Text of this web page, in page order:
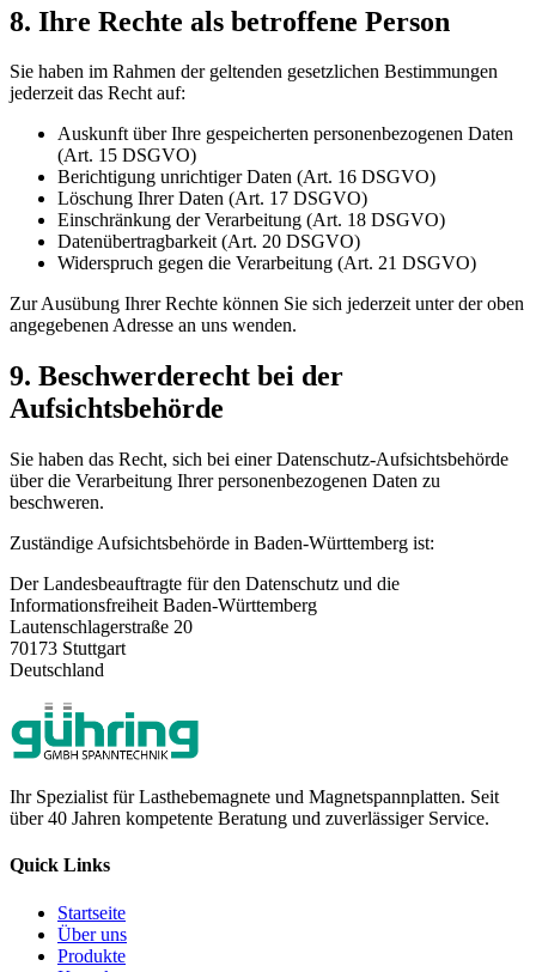
8. Ihre Rechte als betroffene Person
Sie haben im Rahmen der geltenden gesetzlichen Bestimmungen
jederzeit das Recht auf:
Auskunft über Ihre gespeicherten personenbezogenen Daten
(Art. 15 DSGVO)
Berichtigung unrichtiger Daten (Art. 16 DSGVO)
Löschung Ihrer Daten (Art. 17 DSGVO)
Einschränkung der Verarbeitung (Art. 18 DSGVO)
Datenübertragbarkeit (Art. 20 DSGVO)
Widerspruch gegen die Verarbeitung (Art. 21 DSGVO)
Zur Ausübung Ihrer Rechte können Sie sich jederzeit unter der oben
angegebenen Adresse an uns wenden.
9. Beschwerderecht bei der
Aufsichtsbehörde
Sie haben das Recht, sich bei einer Datenschutz-Aufsichtsbehörde
über die Verarbeitung Ihrer personenbezogenen Daten zu
beschweren.
Zuständige Aufsichtsbehörde in Baden-Württemberg ist:
Der Landesbeauftragte für den Datenschutz und die
Informationsfreiheit Baden-Württemberg
Lautenschlagerstraße 20
70173 Stuttgart
Deutschland
Ihr Spezialist für Lasthebemagnete und Magnetspannplatten. Seit
über 40 Jahren kompetente Beratung und zuverlässiger Service.
Quick Links
Startseite
Über uns
Produkte